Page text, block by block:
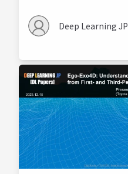
Deep Learning JP